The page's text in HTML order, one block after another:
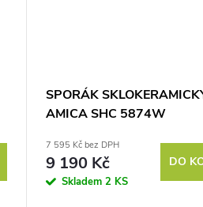
SPORÁK
AMICA SHC 5874W
7 595 Kč bez DPH
9 190 Kč
Skladem 2 KS
DO